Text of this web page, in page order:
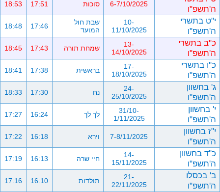
ה'תשפ"ו
6-7/10/2025 סוכות 17:51
18:53
י"ט בתשרי
ה'תשפ"ו
10-
11/10/2025
שבת חול
המועד
17:46
18:48
כ"ב בתשרי
ה'תשפ"ו
13-
14/10/2025
שמחת תורה 17:43
18:45
כ"ו בתשרי
ה'תשפ"ו
17-
18/10/2025
בראשית 17:38
18:41
ג' בחשוון
ה'תשפ"ו
24-
25/10/2025
נח 17:30
18:33
י' בחשוון
ה'תשפ"ו
31/10-
1/11/2025
לך לך 16:24
17:27
י"ז בחשוון
ה'תשפ"ו
7-8/11/2025 וירא 16:18
17:22
כ"ד בחשוון
ה'תשפ"ו
14-
15/11/2025
חיי שרה 16:13
17:19
ב' בכסלו
ה'תשפ"ו
21-
22/11/2025
תולדות 16:10
17:16